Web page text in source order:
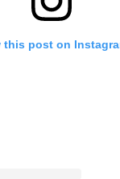
this post on